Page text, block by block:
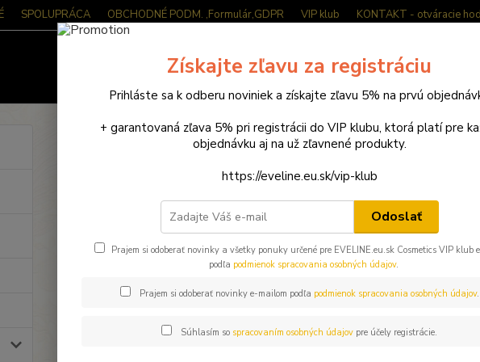
SPOLUPRÁCA OBCHODNÉ PODM. ,Formulár,GDPR VIP klub KONTAKT - otváracie
Hľadať
(Po-
Mihalnice, trsy, necht. kozmetické pomôcky
Mihalnice, trsy, necht. kozmetické
Kozmetické pomôcky
Získajte zľavu za registráciu
Prihláste sa k odberu noviniek a získajte zľavu 5% na prvú
+ garantovaná zľava 5% pri registrácii do VIP klubu, ktorá platí pre
objednávku aj na už zľavnené produkty.
https://eveline.eu.sk/vip-klub
Odoslať
Prajem si odoberať novinky a všetky ponuky určené pre EVELINE.eu.sk Cosmetics VIP klub
podľa podmienok spracovania osobných údajov.
Prajem si odoberať novinky e-mailom podľa podmienok spracovania osobných údajov.
Súhlasím so spracovaním osobných údajov pre účely registrácie.